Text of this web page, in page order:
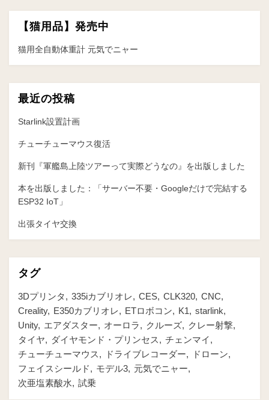
ー
シ
ョ
ン
【猫用品】発売中
猫用全自動体重計 元気でニャー
最近の投稿
Starlink設置計画
チューチューマウス復活
新刊『軍艦島上陸ツアーって実際どうなの』を出版しました
本を出版しました：「サーバー不要・Googleだけで完結する
ESP32 IoT」
出張タイヤ交換
タグ
3Dプリンタ 335iカブリオレ CES CLK320 CNC
Creality
E350カブリオレ ETロボコン K1
starlink
Unity
エアダスター オーロラ クルーズ
クレー射撃
タイヤ
ダイヤモンド・プリンセス
チェンマイ
チューチューマウス
ドライブレコーダー
ドローン
フェイスシールド
モデル3
元気でニャー
次亜塩素酸水
試乗